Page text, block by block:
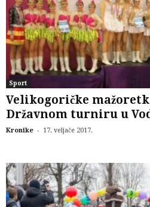
Sport
Velikogoričke
Državnom turniru u
Kronike - 17. veljače 2017.